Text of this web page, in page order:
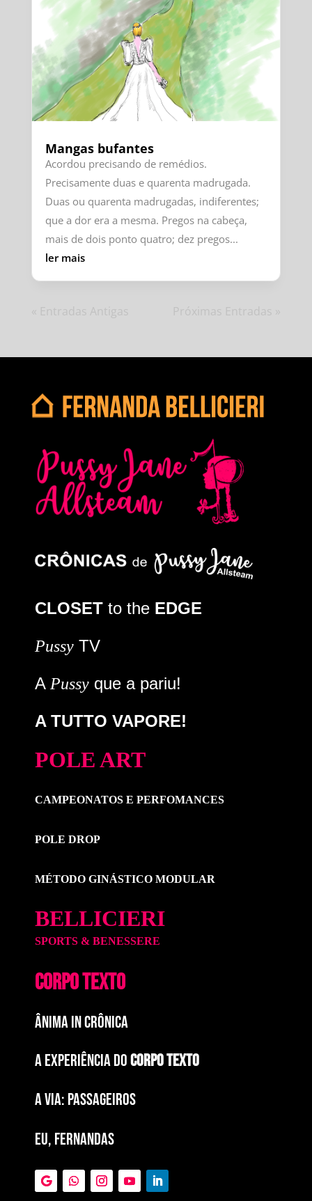
Mangas bufantes
Acordou precisando de remédios.
Precisamente duas e quarenta madrugada.
Duas ou quarenta madrugadas, indiferentes;
que a dor era a mesma. Pregos na cabeça,
mais de dois ponto quatro; dez pregos...
ler mais
CLOSET to the EDGE
Pussy TV
A Pussy que a pariu!
A TUTTO VAPORE!
POLE ART
CAMPEONATOS E PERFOMANCES
POLE DROP
MÉTODO GINÁSTICO MODULAR
BELLICIERI
SPORTS & BENESSERE
CORPO TEXTO
ÂNIMA IN CRÔNICA
A EXPERIÊNCIA DOCORPO TEXTO
a via: paSSAGEIROS
EU, FERNANDAS